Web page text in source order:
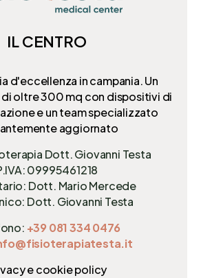
IL CENTRO
d'eccellenza in campania. Un
oltre 300 mq con dispositivi di
e un team specializzato
aggiornato
Dott. Giovanni Testa
09995461218
Dott. Mario Mercede
Dott. Giovanni Testa
+39 081 334 0476
e cookie policy